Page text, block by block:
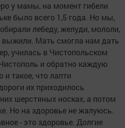
у мамы, на момент гибели
было всего 1,5 года. Но мы,
лебеду, желуди, мололи,
выжили. Мать смогла нам дать
училась в Чистопольском
и обратно каждую
такое, что лапти
их приходилось
шерстяных носках, а потом
Но на здоровье не жалуюсь.
- это здоровье. Долгие